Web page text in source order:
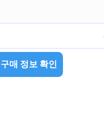
구매 정보 확인